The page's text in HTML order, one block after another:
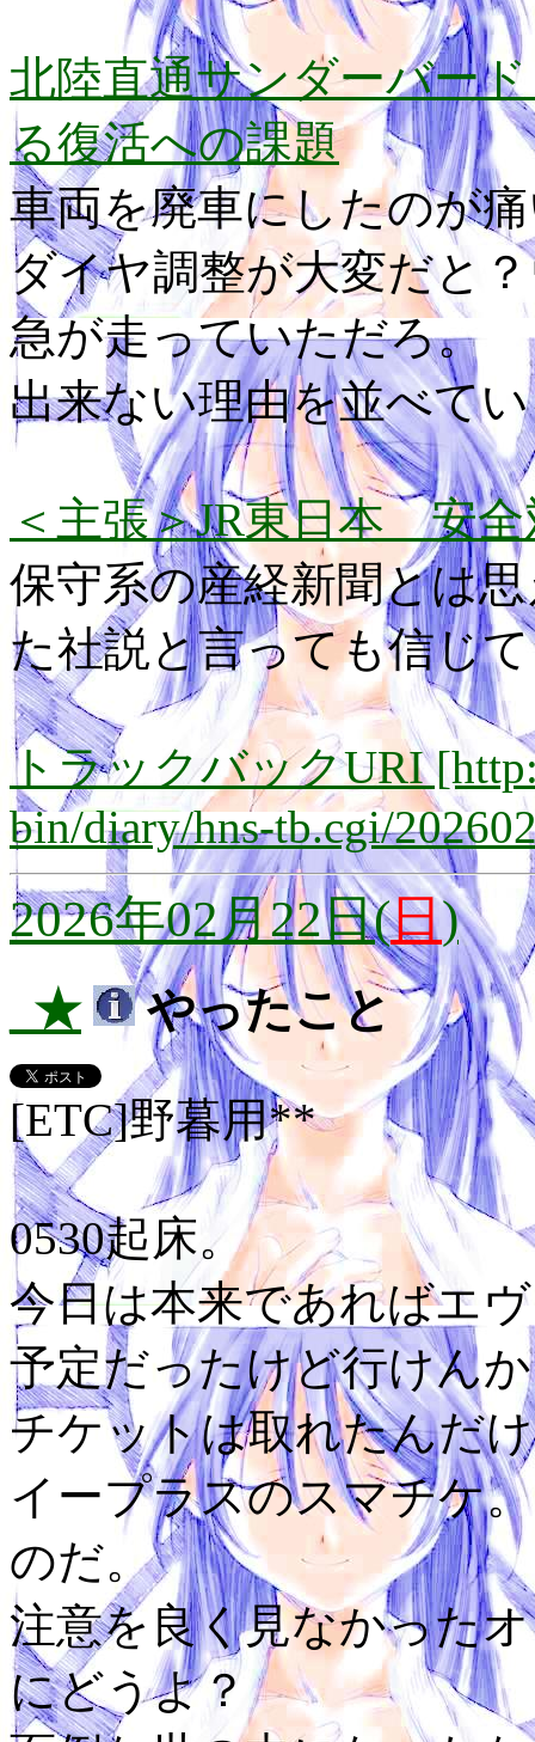
北陸直通サンダーバー
る復活への課題
車両を廃車にしたのが
ダイヤ調整が大変だと
急が走っていただろ。
出来ない理由を並べて
＜主張＞JR東日本 安
保守系の産経新聞とは
た社説と言っても信じ
トラックバックURI
bin/diary/hns-tb.cgi/
2026年02月22日(日)
_★ やったこと
[ETC]野暮用**
0530起床。
今日は本来であればエ
予定だったけど行けん
チケットは取れたんだ
イープラスのスマチケ
のだ。
注意を良く見なかった
にどうよ？